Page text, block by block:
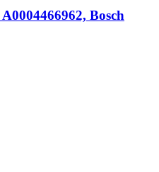
Bosch